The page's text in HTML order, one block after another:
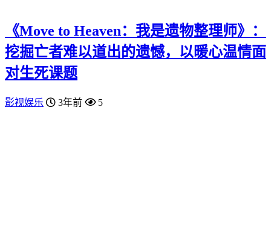
《Move to Heaven：我是遗物整理师》：
挖掘亡者难以道出的遗憾，以暖心温情面
对生死课题
影视娱乐 3年前 5